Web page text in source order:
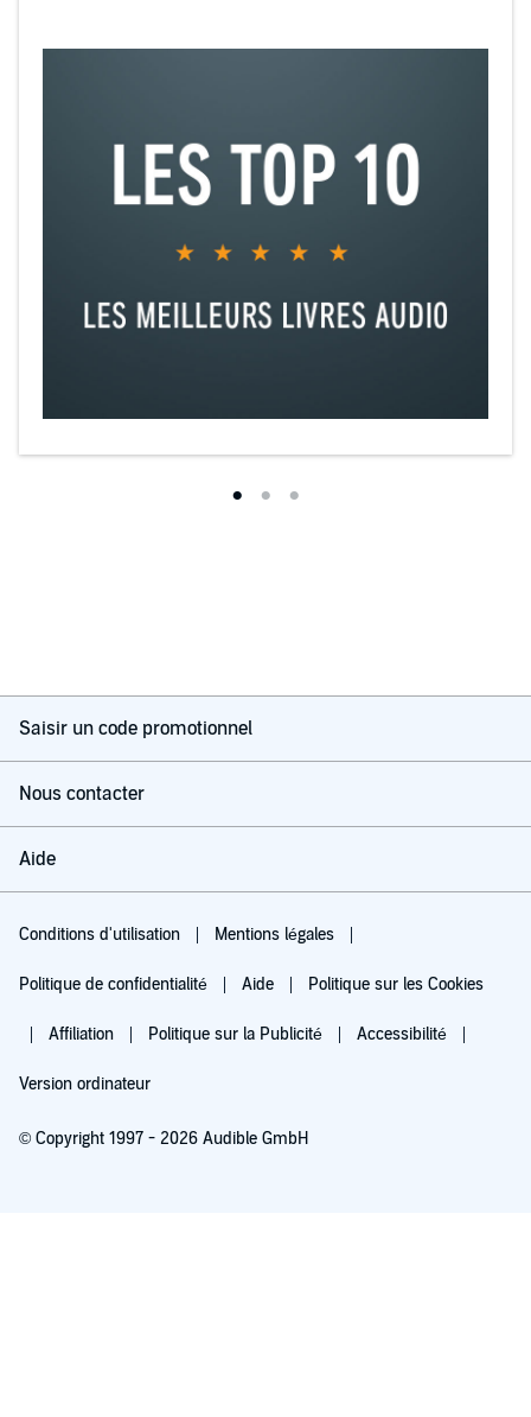
Saisir un code promotionnel
Nous contacter
Aide
Conditions d'utilisation Mentions légales
Politique de confidentialité Aide Politique sur les Cookies
Affiliation Politique sur la Publicité Accessibilité
Version ordinateur
© Copyright 1997 - 2026 Audible GmbH